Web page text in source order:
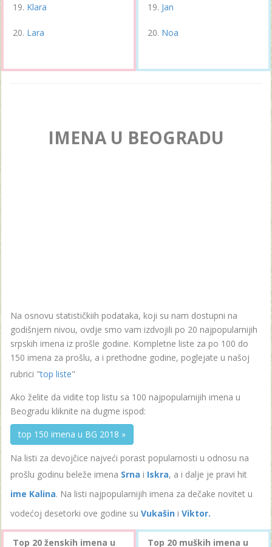
Klara
Lara
Jan
Noa
IMENA U BEOGRADU
Na osnovu statističkiih podataka, koji su nam dostupni na
godišnjem nivou, ovdje smo vam izdvojili po 20 najpopularnijih
srpskih imena iz prošle godine. Kompletne liste za po 100 do
150 imena za prošlu, a i prethodne godine, poglejate u našoj
rubrici "top liste"
Ako želite da vidite top listu sa 100 najpopularnijih imena u
Beogradu kliknite na dugme ispod:
top 150 imena u BG 2018 »
Na listi za devojčice najveći porast popularnosti u odnosu na
prošlu godinu beleže imena Srna i Iskra, a i dalje je pravi hit
ime Kalina. Na listi najpopularnijih imena za dečake novitet u
vodećoj desetorki ove godine su Vukašin i Viktor.
Top 20 ženskih imena u Top 20 muških imena u